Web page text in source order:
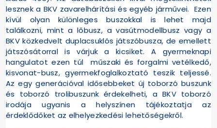
lesznek a BKV zavarelhárítási és egyéb járművei. Ezen
kívül olyan különleges buszokkal is lehet majd
találkozni, mint a lőbusz, a vasútmodellbusz vagy a
BKV közkedvelt duplacsuklós játszóbusza, de emellett
játszósátorral is várjuk a kicsiket. A gyermeknapi
hangulatot ezen túl műszaki és forgalmi vetélkedő,
kisvonat-busz, gyermekfoglalkoztató teszik teljessé.
Az egy generációval idősebbeket új toborzó buszunk
és toborzó trolibuszunk érdekelheti, a BKV toborzó
irodája ugyanis a helyszínen tájékoztatja az
érdeklődőket az elhelyezkedési lehetőségekről.